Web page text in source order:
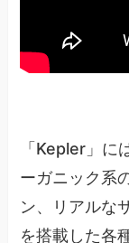
「Kepler」に
ーガニック系
ン、リアルな
を搭載した各